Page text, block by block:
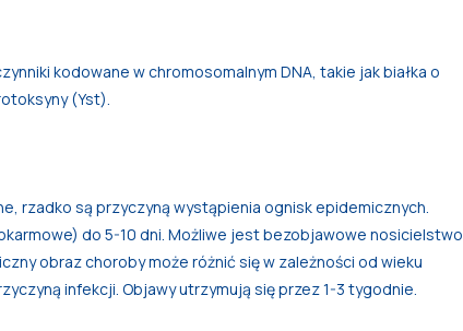
kodowane w chromosomalnym DNA, takie jak białka o
(Yst).
rzadko są przyczyną wystąpienia ognisk epidemicznych.
do 5-10 dni. Możliwe jest bezobjawowe nosicielstwo
obraz choroby może różnić się w zależności od wieku
infekcji. Objawy utrzymują się przez 1-3 tygodnie.